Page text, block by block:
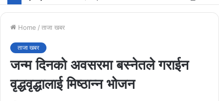
Home / ताजा खबर
ताजा खबर
जन्म दिनको अवसरमा बस्नेतले गराईन
वृद्धवृद्धालाई मिष्ठान्न भोजन